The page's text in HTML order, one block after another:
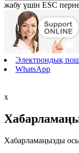
жабу үшін ESC
Электрондық
WhatsApp
x
Хабарламаңызды осы